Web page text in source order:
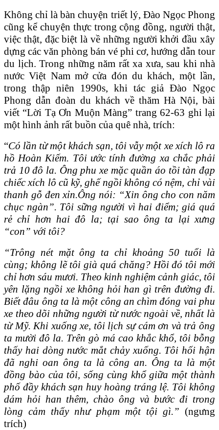
Không chỉ là bàn chuyện triết lý, Đào Ngọc Phong
cũng kể chuyện thực trong cộng đồng, người thật,
việc thật, đặc biệt là về những người khởi đầu xây
dựng các văn phòng bán vé phi cơ, hướng dẫn tour
du lịch. Trong những năm rất xa xưa, sau khi nhà
nước Việt Nam mở cửa đón du khách, một lần,
trong thập niên 1990s, khi tác giả Đào Ngọc
Phong dẫn đoàn du khách về thăm Hà Nội, bài
viết “Lời Tạ Ơn Muộn Màng” trang 62-63 ghi lại
một hình ảnh rất buồn của quê nhà, trích:
“Có lần từ một khách sạn, tôi vẫy một xe xích lô ra
hồ Hoàn Kiếm. Tôi ước tính đường xa chắc phải
trả 10 đô la. Ông phu xe mặc quần áo tồi tàn đạp
chiếc xích lô cũ kỹ, ghế ngồi không có nệm, chỉ vài
thanh gỗ đen xỉn.Ông nói: “Xin ông cho con năm
chục ngàn”. Tôi sững người vì hai điểm; giá quá
rẻ chỉ hơn hai đô la; tại sao ông ta lại xưng
“con” với tôi?
“Trông nét mặt ông ta chỉ khoảng 50 tuổi là
cùng; không lẽ tôi già quá chăng? Hồi đó tôi mới
chỉ hơn sáu mươi. Theo kinh nghiệm cảnh giác, tôi
yên lặng ngồi xe không hỏi han gì trên đường đi.
Biết đâu ông ta là một công an chìm đóng vai phu
xe theo dõi những người từ nước ngoài về, nhất là
từ Mỹ. Khi xuống xe, tôi lịch sự cám ơn và trả ông
ta mười đô la. Trên gò má cao khắc khổ, tôi bỗng
thấy hai dòng nước mắt chảy xuống. Tôi hối hận
đã nghi oan ông ta là công an. Ông ta là một
đồng bào của tôi, sống cùng khổ giữa một thành
phố đầy khách sạn huy hoàng tráng lệ. Tôi không
dám hỏi han thêm, chào ông và bước đi trong
lòng cảm thấy như phạm một tội gì.” (ngưng
trích)